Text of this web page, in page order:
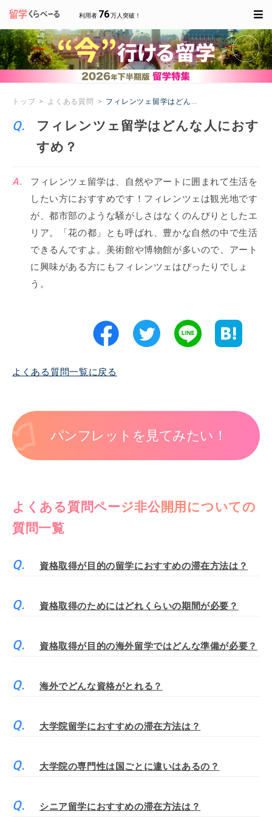
利用者 76万人突破！
トップ よくある質問 フィレンツェ留学はどんな人におすすめ？
フィレンツェ留学はどんな人におす
すめ？
フィレンツェ留学は、自然やアートに囲まれて生活を
したい方におすすめです！フィレンツェは観光地です
が、都市部のような騒がしさはなくのんびりとしたエ
リア。「花の都」とも呼ばれ、豊かな自然の中で生活
できるんですよ。美術館や博物館が多いので、アート
に興味がある方にもフィレンツェはぴったりでしょ
う。
よくある質問一覧に戻る
パンフレットを見てみたい！
よくある質問ページ非公開用についての
質問一覧
資格取得が目的の留学におすすめの滞在方法は？
資格取得のためにはどれくらいの期間が必要？
資格取得が目的の海外留学ではどんな準備が必要？
海外でどんな資格がとれる？
大学院留学におすすめの滞在方法は？
大学院の専門性は国ごとに違いはあるの？
シニア留学におすすめの滞在方法は？